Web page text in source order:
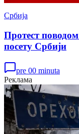
Србија
Протест
посету Србији
pre 00 minuta
Реклама